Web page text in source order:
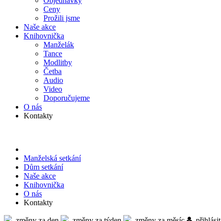
Ceny
Prožili jsme
Naše akce
Knihov­nička
Manželák
Tance
Modlitby
Četba
Audio
Video
Doporu­čujeme
O nás
Kontakty
Manželská setkání
Dům setkání
Naše akce
Knihov­nička
O nás
Kontakty